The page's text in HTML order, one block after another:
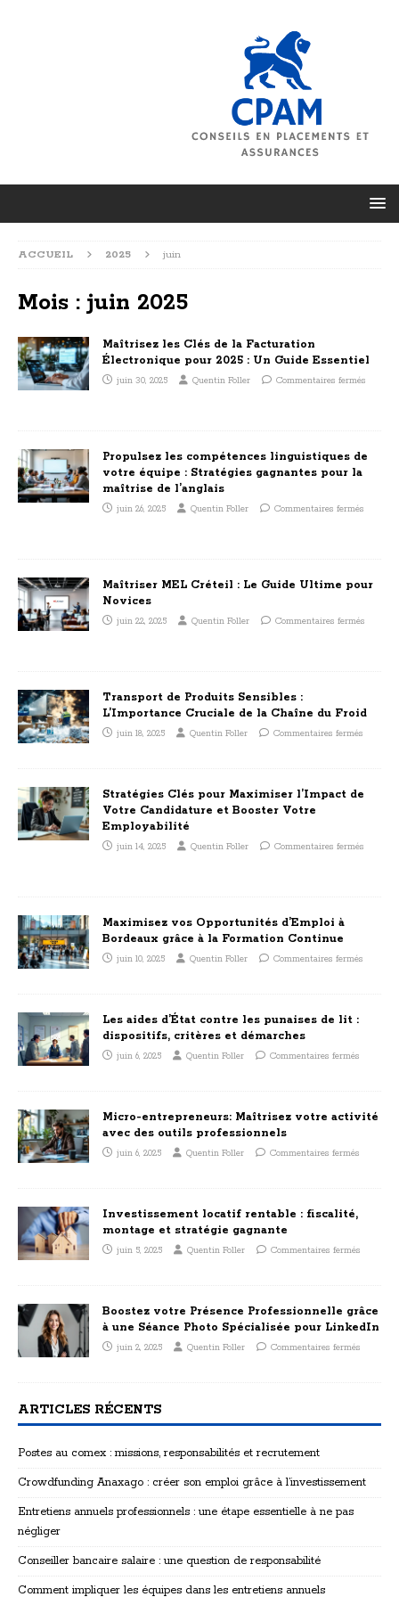
ACCUEIL 2025 juin
Mois : juin 2025
Maîtrisez les Clés de la Facturation
Électronique pour 2025 : Un Guide Essentiel
juin 30, 2025 Quentin Foller Commentaires fermés
Propulsez les compétences linguistiques de
votre équipe : Stratégies gagnantes pour la
maîtrise de l’anglais
juin 26, 2025 Quentin Foller Commentaires fermés
Maîtriser MEL Créteil : Le Guide Ultime pour
Novices
juin 22, 2025 Quentin Foller Commentaires fermés
Transport de Produits Sensibles :
L’Importance Cruciale de la Chaîne du Froid
juin 18, 2025 Quentin Foller Commentaires fermés
Stratégies Clés pour Maximiser l’Impact de
Votre Candidature et Booster Votre
Employabilité
juin 14, 2025 Quentin Foller Commentaires fermés
Maximisez vos Opportunités d’Emploi à
Bordeaux grâce à la Formation Continue
juin 10, 2025 Quentin Foller Commentaires fermés
Les aides d’État contre les punaises de lit :
dispositifs, critères et démarches
juin 6, 2025 Quentin Foller Commentaires fermés
Micro-entrepreneurs: Maîtrisez votre activité
avec des outils professionnels
juin 6, 2025 Quentin Foller Commentaires fermés
Investissement locatif rentable : fiscalité,
montage et stratégie gagnante
juin 5, 2025 Quentin Foller Commentaires fermés
Boostez votre Présence Professionnelle grâce
à une Séance Photo Spécialisée pour LinkedIn
juin 2, 2025 Quentin Foller Commentaires fermés
ARTICLES RÉCENTS
Postes au comex : missions, responsabilités et recrutement
Crowdfunding Anaxago : créer son emploi grâce à l’investissement
Entretiens annuels professionnels : une étape essentielle à ne pas
négliger
Conseiller bancaire salaire : une question de responsabilité
Comment impliquer les équipes dans les entretiens annuels